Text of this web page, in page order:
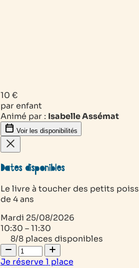
10 €
par enfant
Animé par : Isabelle Assémat
Voir les disponibilités
Dates disponibles
Le livre à toucher des petits
de 4 ans
Mardi 25/08/2026
10:30 – 11:30
8/8 places disponibles
Je réserve 1 place